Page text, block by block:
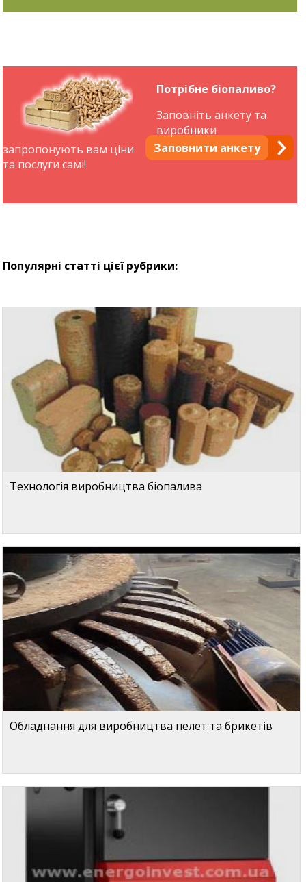
Потрібне біопаливо?
Заповнити анкету
Заповніть анкету та
виробники
запропонують вам ціни
та послуги самі!
Популярні статті цієї рубрики:
Технологія виробництва біопалива
Обладнання для виробництва пелет та брикетів